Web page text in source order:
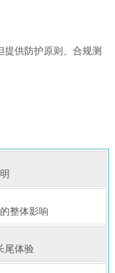
供防护原则、合规测
整体影响
尾体验